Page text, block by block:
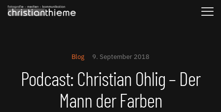
Blog 9. September 2018
Podcast: Christian Ohlig – Der
Mann der Farben